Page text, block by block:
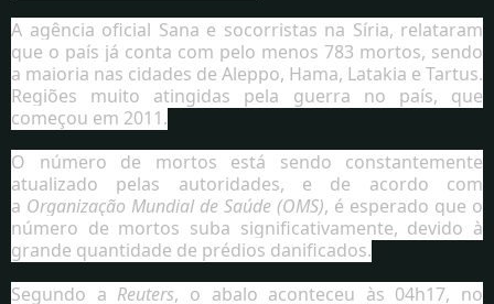
A agência oficial Sana e socorristas na Síria, relataram
que o país já conta com pelo menos 783 mortos, sendo
a maioria nas cidades de Aleppo, Hama, Latakia e Tartus.
Regiões muito atingidas pela guerra no país, que
começou em 2011.
O número de mortos está sendo constantemente
atualizado pelas autoridades, e de acordo com
a Organização Mundial de Saúde (OMS), é esperado que o
número de mortos suba significativamente, devido à
grande quantidade de prédios danificados.
Segundo a Reuters, o abalo aconteceu às 04h17, no